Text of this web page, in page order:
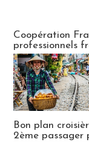
Coopération
professionnels
Bon plan
2ème passager